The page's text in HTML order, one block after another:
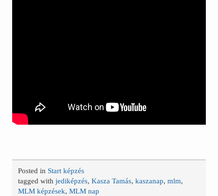
Posted in Start képzés
tagged withjediképzés,Kasza Tamás,kaszanap,mlm,
MLM képzések,MLM nap